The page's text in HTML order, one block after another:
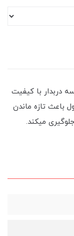
کاسه دربدار با کیفیت
باعث تازه ماندن
میکند.